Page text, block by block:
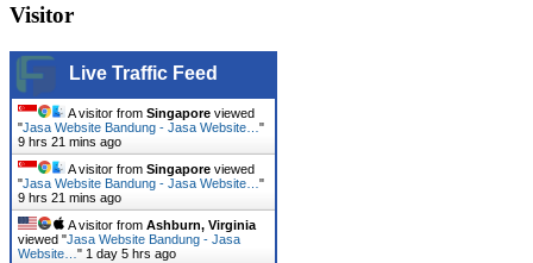
Visitor
Live Traffic Feed
A visitor from Singapore viewed
"Jasa Website Bandung - Jasa Website… "
9 hrs 21 mins ago
A visitor from Singapore viewed
"Jasa Website Bandung - Jasa Website… "
9 hrs 21 mins ago
A visitor from Ashburn, Virginia
viewed "Jasa Website Bandung - Jasa
Website… " 1 day 5 hrs ago